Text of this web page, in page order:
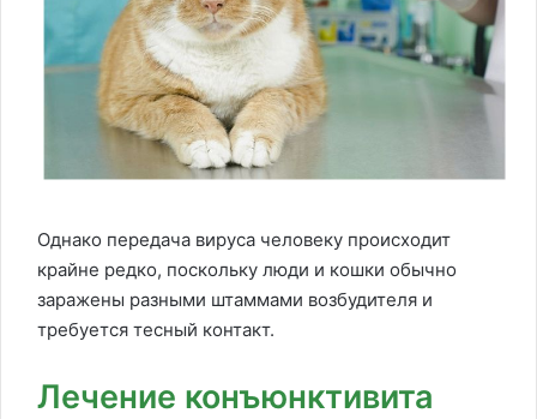
Однако передача вируса человеку происходит
крайне редко, поскольку люди и кошки обычно
заражены разными штаммами возбудителя и
требуется тесный контакт.
Лечение конъюнктивита